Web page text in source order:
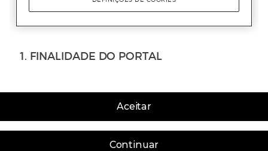
Aceitar
Continuar